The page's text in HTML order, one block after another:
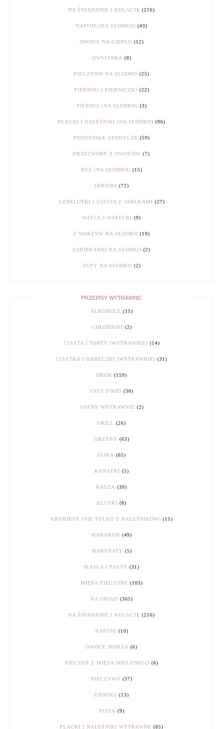
NA ŚNIADANIE I KOLACJĘ (216)
NAPOJE (NA SŁODKO) (43)
OWOCE NA CIEPŁO (12)
OWSIANKA (8)
PIECZYWO NA SŁODKO (25)
PIERNIKI I PIERNICZKI (22)
PIEROGI (NA SŁODKO) (3)
PLACKI I NALEŚNIKI (NA SŁODKO) (96)
POZOSTAŁE SŁODYCZE (59)
PRZETWORY Z OWOCÓW (7)
RYŻ (NA SŁODKO) (15)
SERNIKI (72)
SZARLOTKI I CIASTA Z JABŁKAMI (27)
WAFLE I WAFELKI (9)
Z WARZYW NA SŁODKO (19)
ZAPIEKANKI NA SŁODKO (2)
ZUPY NA SŁODKO (2)
PRZEPISY WYTRAWNE:
ALKOHOLE (11)
CHŁODNIKI (2)
CIASTA I TARTY (WYTRAWNIE) (14)
CIASTKA I BABECZKI (WYTRAWNIE) (31)
DRÓB (159)
FAST FOOD (30)
GOFRY WYTRAWNIE (2)
GRILL (26)
GRZYBY (63)
JAJKA (65)
KANAPKI (5)
KASZA (39)
KLUSKI (8)
KROKIETY (NIE TYLKO Z NALEŚNIKÓW) (11)
MAKARON (49)
MARYNATY (5)
MASŁA I PASTY (31)
MIĘSA PIECZONE (103)
NA OBIAD (365)
NA ŚNIADANIE I KOLACJĘ (216)
NAPOJE (10)
OWOCE MORZA (6)
PIECZEŃ Z MIĘSA MIELONEGO (6)
PIECZYWO (37)
PIEROGI (13)
PIZZA (9)
PLACKI I NALEŚNIKI WYTRAWNE (85)